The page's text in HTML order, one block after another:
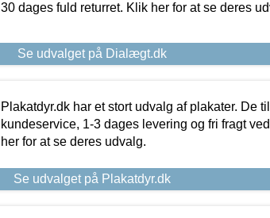
30 dages fuld returret. Klik her for at se deres
Se udvalget på Dialægt.dk
Plakatdyr.dk har et stort udvalg af plakater. De
kundeservice, 1-3 dages levering og fri fragt
her for at se deres udvalg.
Se udvalget på Plakatdyr.dk